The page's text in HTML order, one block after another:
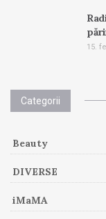
15.
Categorii
Beauty
DIVERSE
iMaMA